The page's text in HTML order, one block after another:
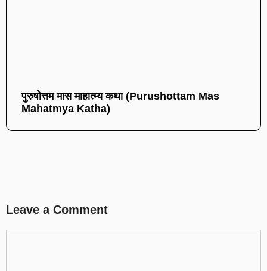
पुरुषोत्तम मास माहात्म्य कथा (Purushottam Mas
Mahatmya Katha)
Leave a Comment